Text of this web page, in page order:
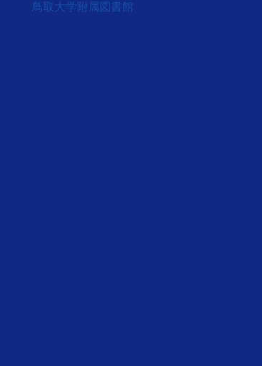
鳥取大学附属図書館